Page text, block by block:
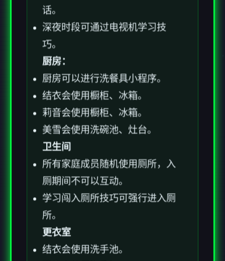
话。
深夜时段可通过电视机学习技
巧。
厨房：
厨房可以进行洗餐具小程序。
结衣会使用橱柜、冰箱。
莉音会使用橱柜、冰箱。
美雪会使用洗碗池、灶台。
卫生间
所有家庭成员随机使用厕所，入
厕期间不可以互动。
学习闯入厕所技巧可强行进入厕
所。
更衣室
结衣会使用洗手池。